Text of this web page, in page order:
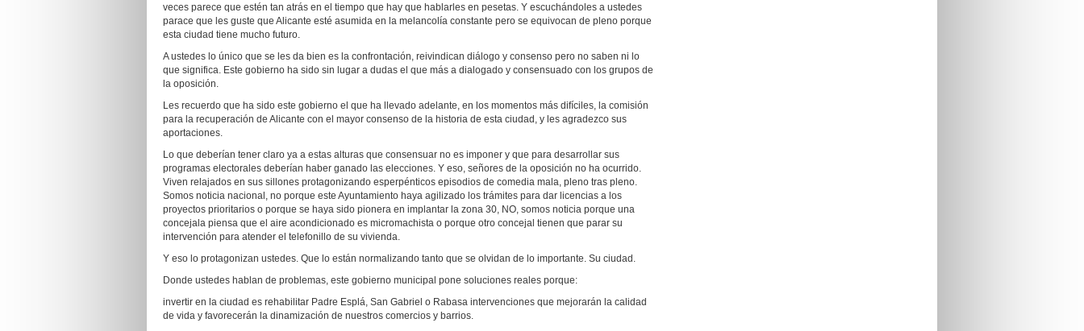
veces parece que estén tan atrás en el tiempo que hay que hablarles en pesetas. Y escuchándoles a ustedes
parace que les guste que Alicante esté asumida en la melancolía constante pero se equivocan de pleno porque
esta ciudad tiene mucho futuro.
A ustedes lo único que se les da bien es la confrontación, reivindican diálogo y consenso pero no saben ni lo
que significa. Este gobierno ha sido sin lugar a dudas el que más a dialogado y consensuado con los grupos de
la oposición.
Les recuerdo que ha sido este gobierno el que ha llevado adelante, en los momentos más difíciles, la comisión
para la recuperación de Alicante con el mayor consenso de la historia de esta ciudad, y les agradezco sus
aportaciones.
Lo que deberían tener claro ya a estas alturas que consensuar no es imponer y que para desarrollar sus
programas electorales deberían haber ganado las elecciones. Y eso, señores de la oposición no ha ocurrido.
Viven relajados en sus sillones protagonizando esperpénticos episodios de comedia mala, pleno tras pleno.
Somos noticia nacional, no porque este Ayuntamiento haya agilizado los trámites para dar licencias a los
proyectos prioritarios o porque se haya sido pionera en implantar la zona 30, NO, somos noticia porque una
concejala piensa que el aire acondicionado es micromachista o porque otro concejal tienen que parar su
intervención para atender el telefonillo de su vivienda.
Y eso lo protagonizan ustedes. Que lo están normalizando tanto que se olvidan de lo importante. Su ciudad.
Donde ustedes hablan de problemas, este gobierno municipal pone soluciones reales porque:
invertir en la ciudad es rehabilitar Padre Esplá, San Gabriel o Rabasa intervenciones que mejorarán la calidad
de vida y favorecerán la dinamización de nuestros comercios y barrios.